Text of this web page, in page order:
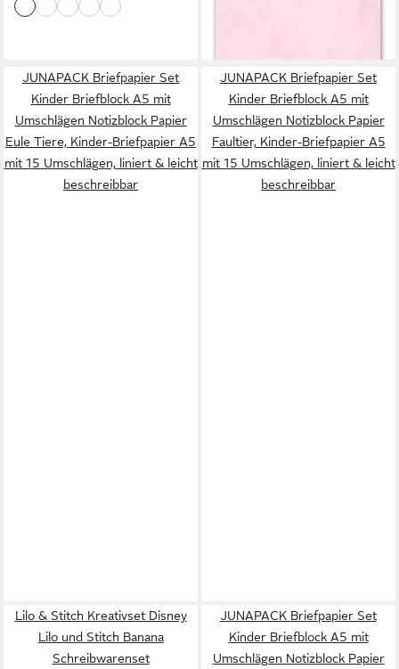
JUNAPACK Briefpapier Set
Kinder Briefblock A5 mit
Umschlägen Notizblock Papier
Eule Tiere, Kinder-Briefpapier A5
mit 15 Umschlägen, liniert & leicht
beschreibbar
JUNAPACK Briefpapier Set
Kinder Briefblock A5 mit
Umschlägen Notizblock Papier
Faultier, Kinder-Briefpapier A5
mit 15 Umschlägen, liniert & leicht
beschreibbar
Lilo & Stitch Kreativset Disney
Lilo und Stitch Banana
Schreibwarenset
JUNAPACK Briefpapier Set
Kinder Briefblock A5 mit
Umschlägen Notizblock Papier